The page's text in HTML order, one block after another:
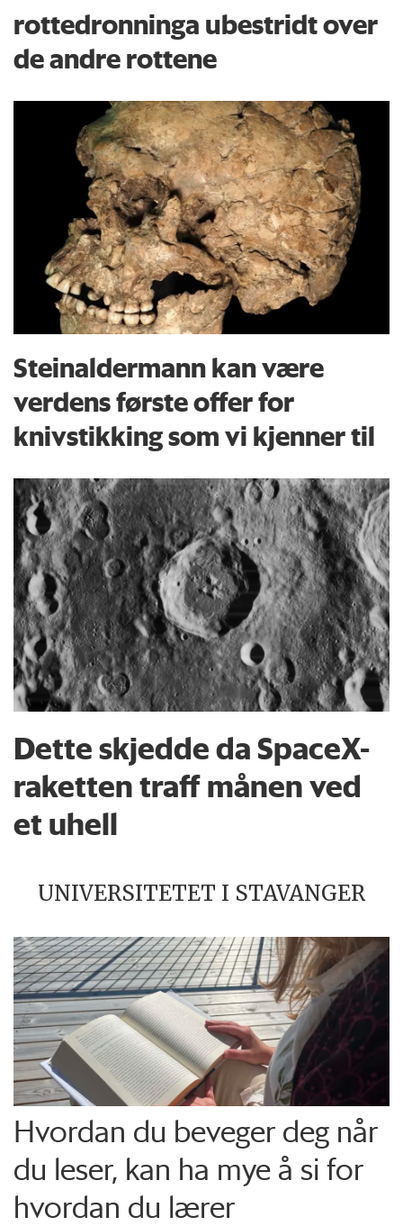
rottedronninga ubestridt over
de andre rottene
Steinaldermann kan være
verdens første offer for
knivstikking som vi kjenner til
Dette skjedde da SpaceX-
raketten traff månen ved
et uhell
UNIVERSITETET I STAVANGER
Hvordan du beveger deg når
du leser, kan ha mye å si for
hvordan du lærer